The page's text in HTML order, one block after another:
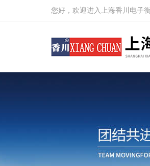
您好，欢迎进入上海香川电子